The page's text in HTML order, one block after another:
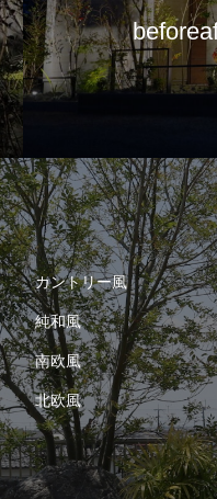
カントリー風
純和風
南欧風
北欧風